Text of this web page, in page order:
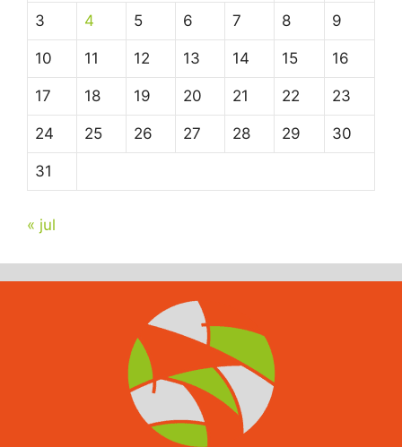
3 4 5 6 7 8 9
10 11 12 13 14 15 16
17 18 19 20 21 22 23
24 25 26 27 28 29 30
31
« jul